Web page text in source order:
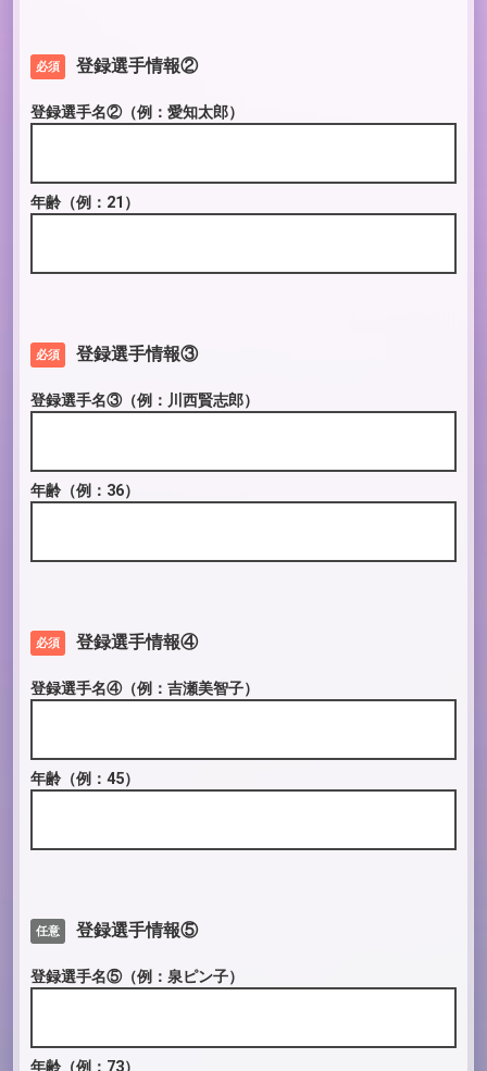
必須 登録選手情報②
登録選手名②（例：愛知太郎）
年齢 （例：21）
必須 登録選手情報③
登録選手名③（例：川西賢志郎）
年齢 （例：36）
必須 登録選手情報④
登録選手名④（例：吉瀬美智子）
年齢 （例：45）
任意 登録選手情報⑤
登録選手名⑤（例：泉ピン子）